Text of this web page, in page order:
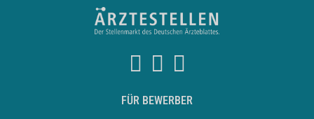
FÜR BEWERBER